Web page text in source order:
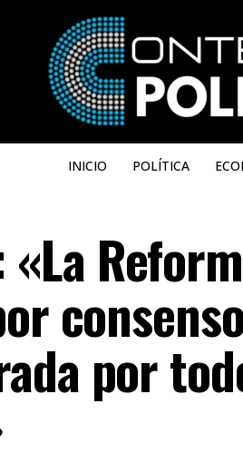
INICIO POLÍTICA
por